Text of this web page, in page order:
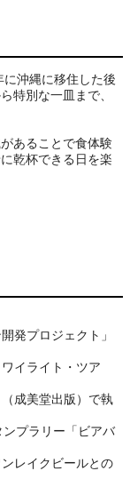
沖縄に移住した後
特別な一皿まで、
あることで食体験
乾杯できる日を楽
発プロジェクト」
イライト・ツア
成美堂出版）で執
プラリー「ビアバ
レイクビールとの